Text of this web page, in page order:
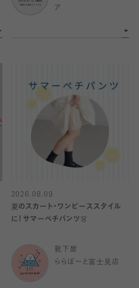
ア
2026.08.09
夏のスカート・ワンピーススタイル
に！サマーペチパンツ👗
靴下屋
ららぽーと富士見店